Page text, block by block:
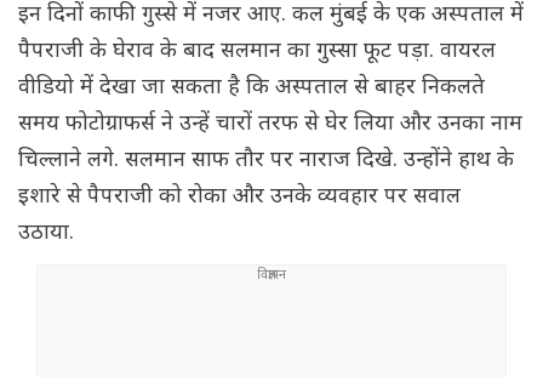
इन दिनों काफी गुस्से में नजर आए. कल मुंबई के एक अस्पताल में
पैपराजी के घेराव के बाद सलमान का गुस्सा फूट पड़ा. वायरल
वीडियो में देखा जा सकता है कि अस्पताल से बाहर निकलते
समय फोटोग्राफर्स ने उन्हें चारों तरफ से घेर लिया और उनका नाम
चिल्लाने लगे. सलमान साफ तौर पर नाराज दिखे. उन्होंने हाथ के
इशारे से पैपराजी को रोका और उनके व्यवहार पर सवाल
उठाया.